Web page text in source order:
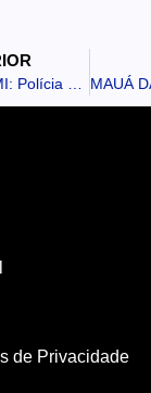
de Privacidade